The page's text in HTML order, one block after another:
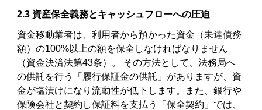
2.3 資産保全義務とキャッシュフローへの圧迫
資金移動業者は、利用者から預かった資金（未達債務
額）の100%以上の額を保全しなければなりません
（資金決済法第43条）。 その方法として、法務局へ
の供託を行う「履行保証金の供託」がありますが、資
金が塩漬けになり流動性が低下します。また、銀行や
保険会社と契約し保証料を支払う「保全契約」では、